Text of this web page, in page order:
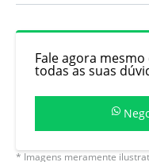
Fale agora
todas as suas
* Imagens meramente